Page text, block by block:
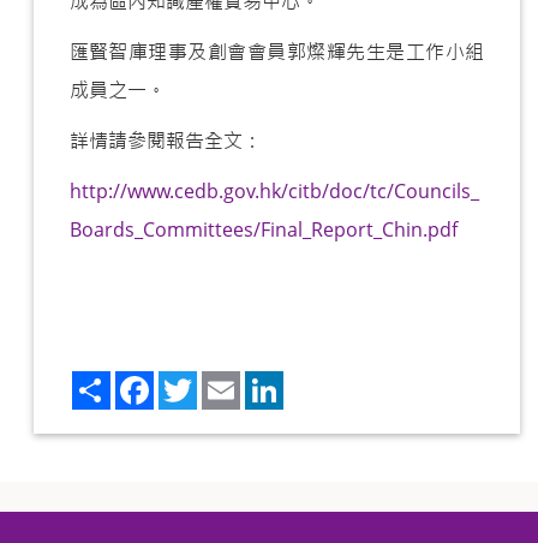
匯賢智庫理事及創會會員郭燦輝先生是工作小組
成員之一。
詳情請參閱報告全文：
http://www.cedb.gov.hk/citb/doc/tc/Councils_
Boards_Committees/Final_Report_Chin.pdf
Share FacebookTwitterEmail